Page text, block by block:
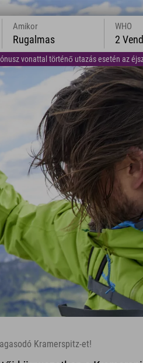
vonattal történő utazás esetén az
Amikor
Rugalmas
WHO
2
Kramerspitz-et!